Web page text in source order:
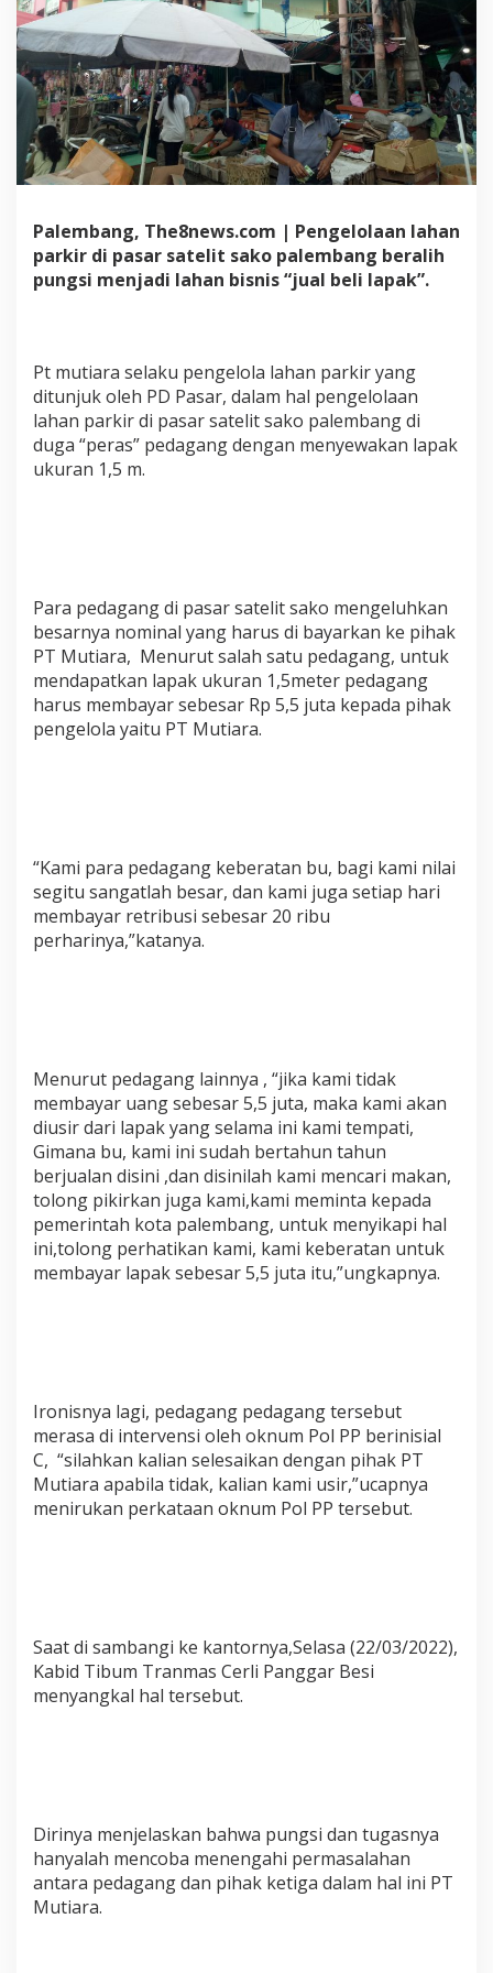
Palembang, The8news.com | Pengelolaan lahan
parkir di pasar satelit sako palembang beralih
pungsi menjadi lahan bisnis “jual beli lapak”.
Pt mutiara selaku pengelola lahan parkir yang
ditunjuk oleh PD Pasar, dalam hal pengelolaan
lahan parkir di pasar satelit sako palembang di
duga “peras” pedagang dengan menyewakan lapak
ukuran 1,5 m.
Para pedagang di pasar satelit sako mengeluhkan
besarnya nominal yang harus di bayarkan ke pihak
PT Mutiara, Menurut salah satu pedagang, untuk
mendapatkan lapak ukuran 1,5meter pedagang
harus membayar sebesar Rp 5,5 juta kepada pihak
pengelola yaitu PT Mutiara.
“Kami para pedagang keberatan bu, bagi kami nilai
segitu sangatlah besar, dan kami juga setiap hari
membayar retribusi sebesar 20 ribu
perharinya,”katanya.
Menurut pedagang lainnya , “jika kami tidak
membayar uang sebesar 5,5 juta, maka kami akan
diusir dari lapak yang selama ini kami tempati,
Gimana bu, kami ini sudah bertahun tahun
berjualan disini ,dan disinilah kami mencari makan,
tolong pikirkan juga kami,kami meminta kepada
pemerintah kota palembang, untuk menyikapi hal
ini,tolong perhatikan kami, kami keberatan untuk
membayar lapak sebesar 5,5 juta itu,”ungkapnya.
Ironisnya lagi, pedagang pedagang tersebut
merasa di intervensi oleh oknum Pol PP berinisial
C, “silahkan kalian selesaikan dengan pihak PT
Mutiara apabila tidak, kalian kami usir,”ucapnya
menirukan perkataan oknum Pol PP tersebut.
Saat di sambangi ke kantornya,Selasa (22/03/2022),
Kabid Tibum Tranmas Cerli Panggar Besi
menyangkal hal tersebut.
Dirinya menjelaskan bahwa pungsi dan tugasnya
hanyalah mencoba menengahi permasalahan
antara pedagang dan pihak ketiga dalam hal ini PT
Mutiara.